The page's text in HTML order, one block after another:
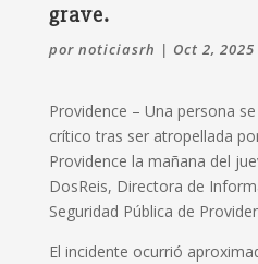
grave.
por noticiasrh | Oct 2, 2025
Providence – Una persona
crítico tras ser atropellada
Providence la mañana del
DosReis, Directora de
Seguridad Pública de
El incidente ocurrió